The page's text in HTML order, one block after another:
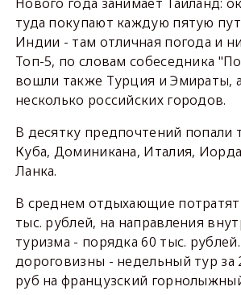
туда покупают каждую пятую
Индии - там отличная погода и
Топ-5, по словам собеседника
вошли также Турция и Эмираты,
несколько российских городов.
В десятку предпочтений попали
Куба, Доминикана, Италия,
Ланка.
В среднем отдыхающие потратят
тыс. рублей, на направления
туризма - порядка 60 тыс.
дороговизны - недельный тур за
руб на французский